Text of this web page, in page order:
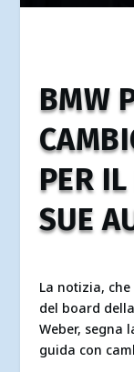
BMW
PER
SUE
La notizia,
del board
Weber, segna
guida con